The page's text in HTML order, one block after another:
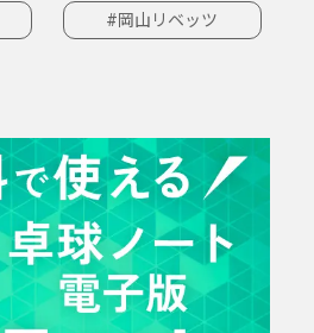
#岡山リベッツ